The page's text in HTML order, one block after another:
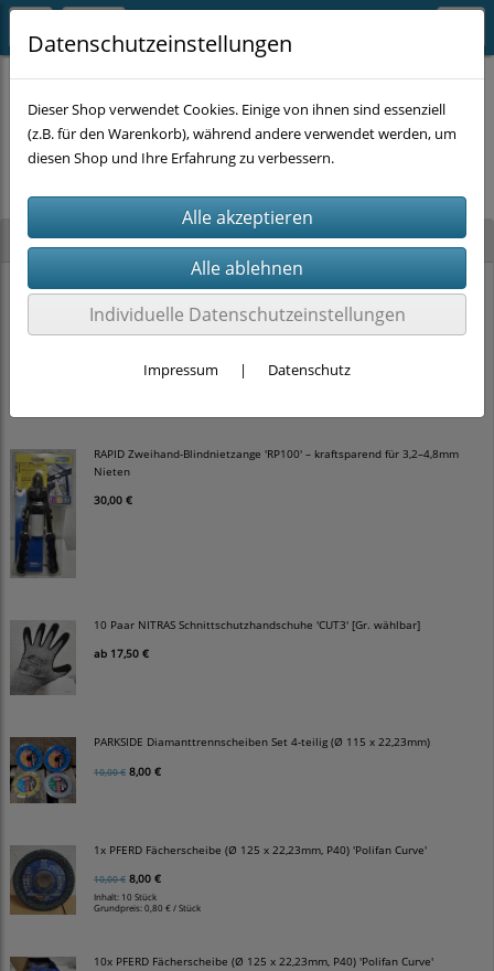
Neu im Shop
BEAST Gripzange C-Form 250mm – robuste Feststellzange
10,00 €8,00 €
RAPID Zweihand-Blindnietzange 'RP100' – kraftsparend für 3,2–4,8mm
Nieten
30,00 €
10 Paar NITRAS Schnittschutzhandschuhe 'CUT3' [Gr. wählbar]
ab 17,50 €
PARKSIDE Diamanttrennscheiben Set 4-teilig (Ø 115 x 22,23mm)
10,00 € 8,00 €
1x PFERD Fächerscheibe (Ø 125 x 22,23mm, P40) 'Polifan Curve'
10,00 € 8,00 €
Inhalt: 10 Stück
Grundpreis:0,80 € / Stück
10x PFERD Fächerscheibe (Ø 125 x 22,23mm, P40) 'Polifan Curve'
Es wurden leider keine Produkte gefunden.
Datenschutzeinstellungen
Dieser Shop verwendet Cookies. Einige von ihnen sind essenziell
(z.B. für den Warenkorb), während andere verwendet werden, um
diesen Shop und Ihre Erfahrung zu verbessern.
Individuelle Datenschutzeinstellungen
Impressum | Datenschutz